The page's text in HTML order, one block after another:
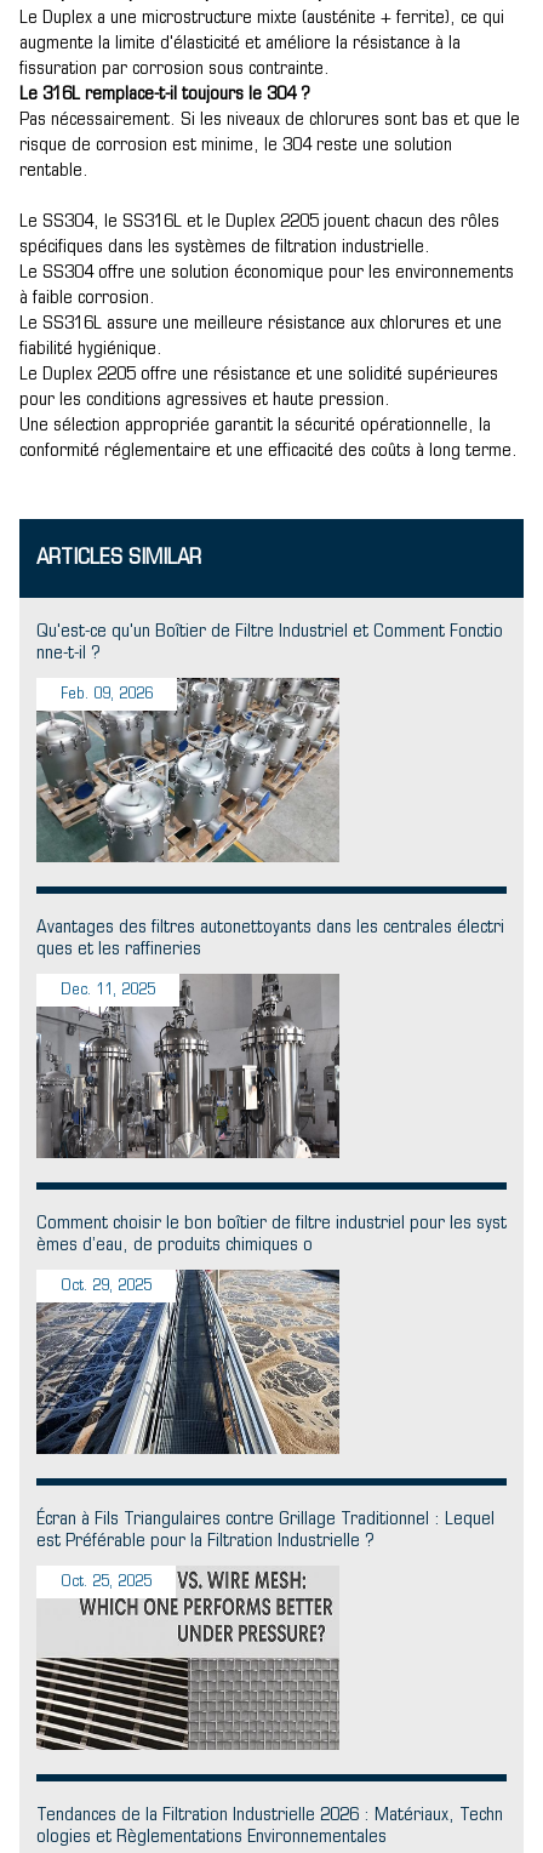
Le Duplex a une microstructure mixte (austénite + ferrite), ce qui
augmente la limite d'élasticité et améliore la résistance à la
fissuration par corrosion sous contrainte.
Le 316L remplace-t-il toujours le 304 ?
Pas nécessairement. Si les niveaux de chlorures sont bas et que le
risque de corrosion est minime, le 304 reste une solution
rentable.
Le SS304, le SS316L et le Duplex 2205 jouent chacun des rôles
spécifiques dans les systèmes de filtration industrielle.
Le SS304 offre une solution économique pour les environnements
à faible corrosion.
Le SS316L assure une meilleure résistance aux chlorures et une
fiabilité hygiénique.
Le Duplex 2205 offre une résistance et une solidité supérieures
pour les conditions agressives et haute pression.
Une sélection appropriée garantit la sécurité opérationnelle, la
conformité réglementaire et une efficacité des coûts à long terme.
ARTICLES SIMILAR
Qu'est-ce qu'un Boîtier de Filtre Industriel et Comment Fonctio
nne-t-il ?
Feb. 09, 2026
Avantages des filtres autonettoyants dans les centrales électri
ques et les raffineries
Dec. 11, 2025
Comment choisir le bon boîtier de filtre industriel pour les syst
èmes d’eau, de produits chimiques o
Oct. 29, 2025
Écran à Fils Triangulaires contre Grillage Traditionnel : Lequel
est Préférable pour la Filtration Industrielle ?
Oct. 25, 2025
Tendances de la Filtration Industrielle 2026 : Matériaux, Techn
ologies et Règlementations Environnementales